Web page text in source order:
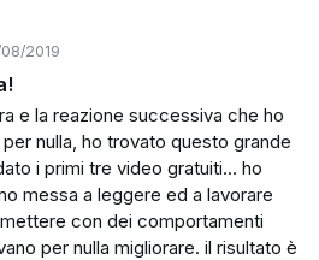
applica e insegna strategie
mentale maturate sia nello
La sua convinzione è
sono due facce della stessa
aiuta le persone a sviluppare
e fiducia,
2019
e la reazione successiva che ho
nulla, ho trovato questo grande
i primi tre video gratuiti... ho
messa a leggere ed a lavorare
con dei comportamenti
per nulla migliorare. il risultato è